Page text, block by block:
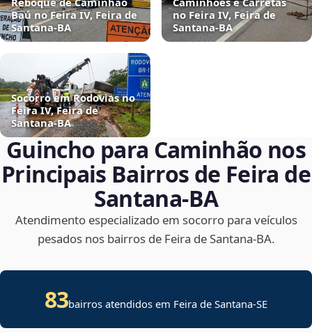
Baú no Feira IV, Feira de
Santana‑BA
no Feira IV, Feira de
Santana‑BA
Socorro em Rodovias no
Feira IV, Feira de
Santana‑BA
Guincho para Caminhão nos
Principais Bairros de Feira de
Santana‑BA
Atendimento especializado em socorro para veículos
pesados nos bairros de Feira de Santana‑BA.
83bairros atendidos em Feira de Santana-SE